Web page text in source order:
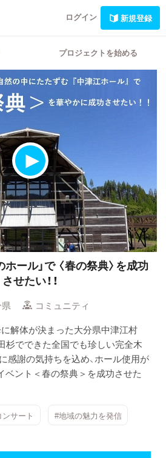
ログイン 新規登録
プロジェクトを始める
ホール」で〈春の祭典〉を成功
させたい！！
コミュニティ
に解体が決まった大分県中津江村
田杉でできた全国でも珍しい完全木
感謝の気持ちを込め、ホール使用が
ベント＜春の祭典＞を成功させた
ンサート #地域の魅力を発信